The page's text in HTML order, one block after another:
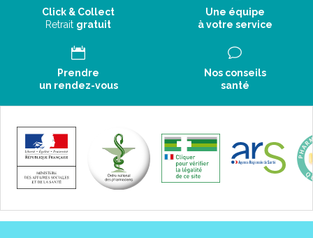
Click & Collect
Retrait gratuit
Une équipe
à votre service
Prendre
un rendez-vous
Nos conseils
santé